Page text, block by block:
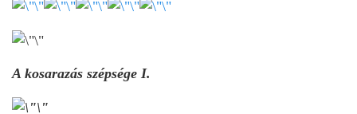
A kosarazás szépsége I.